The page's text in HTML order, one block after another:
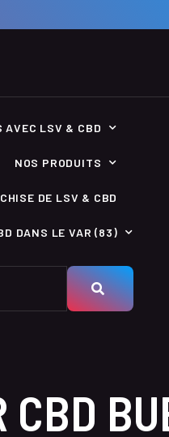
AVEC LSV & CBD
NOS PRODUITS
DE LSV & CBD
DANS LE VAR (83)
CBD